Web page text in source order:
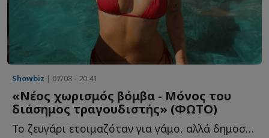
Showbiz | 07/08 - 20:41
«Νέος χωρισμός βόμβα - Μόνος του
διάσημος τραγουδιστής» (ΦΩΤΟ)
Το ζευγάρι ετοιμαζόταν για γάμο, αλλά δημοσίευμα τους θ...